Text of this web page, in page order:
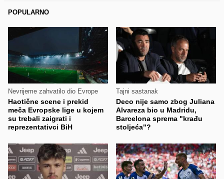
POPULARNO
Nevrijeme zahvatilo dio Evrope
Haotične scene i prekid
meča Evropske lige u kojem
su trebali zaigrati i
reprezentativci BiH
Tajni sastanak
Deco nije samo zbog Juliana
Alvareza bio u Madridu,
Barcelona sprema "krađu
stoljeća"?